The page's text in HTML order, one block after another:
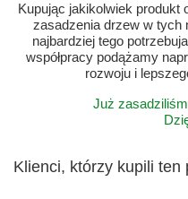
Kupując jakikolwiek produkt
zasadzenia drzew w tych
najbardziej tego
współpracy podążamy
rozwoju i
Już
Klienci, którzy kupili ten